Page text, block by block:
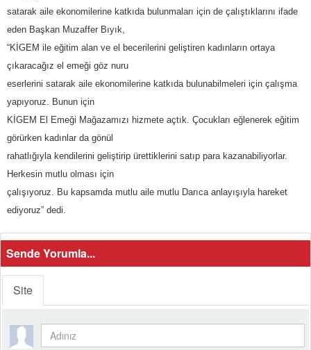
satarak aile ekonomilerine katkıda bulunmaları için de çalıştıklarını ifade
eden Başkan Muzaffer Bıyık,
“KİGEM ile eğitim alan ve el becerilerini geliştiren kadınların ortaya
çıkaracağız el emeği göz nuru
eserlerini satarak aile ekonomilerine katkıda bulunabilmeleri için çalışma
yapıyoruz. Bunun için
KİGEM El Emeği Mağazamızı hizmete açtık. Çocukları eğlenerek eğitim
görürken kadınlar da gönül
rahatlığıyla kendilerini geliştirip ürettiklerini satıp para kazanabiliyorlar.
Herkesin mutlu olması için
çalışıyoruz. Bu kapsamda mutlu aile mutlu Darıca anlayışıyla hareket
ediyoruz” dedi.
Sende Yorumla...
Site